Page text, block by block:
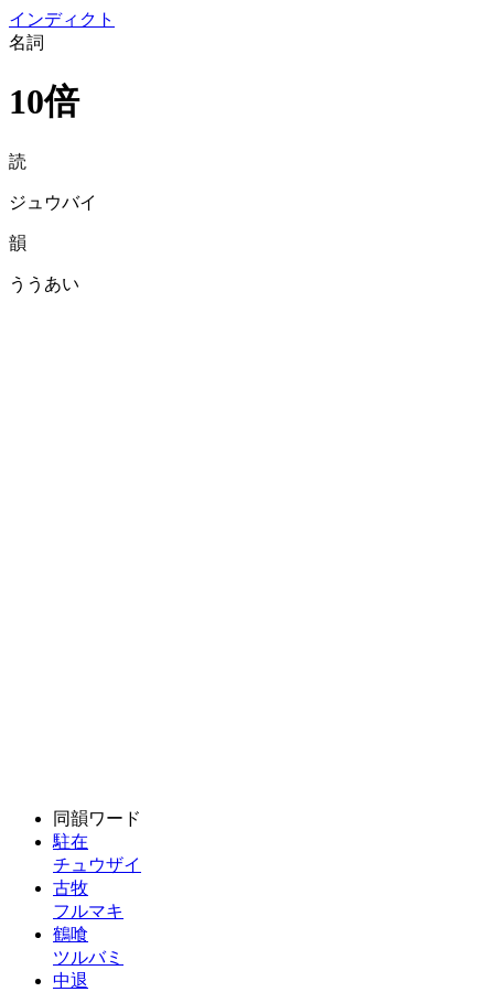
インディクト
名詞
10倍
読
ジュウバイ
韻
ううあい
同韻ワード
駐在
チュウザイ
古牧
フルマキ
鶴喰
ツルバミ
中退